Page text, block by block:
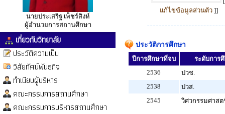
นายประเสริฐ เพ็ชร์สิงห์
ผู้อำนวยการสถานศึกษา
เกี่ยวกับวิทยาลัย
ประวัติความเป็น
วิสัยทัศน์พันธกิจ
ทำเนียบผู้บริหาร
คณะกรรมการสถานศึกษา
คณะกรรมการบริหารสถานศึกษา
แก้ไขข้อมูลส่วนตัว ]]
ประวัติการศึกษา
ปีการศึกษาที่จบ
ระดับการ
2536
ปวช.
2538
ปวส.
2545
วิศวกรรมศาส